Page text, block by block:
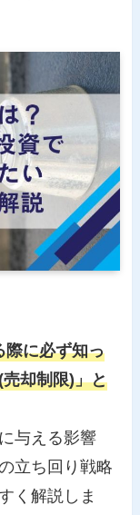
際に必ず知っ
却制限)」と
与える影響
立ち回り戦略
く解説しま